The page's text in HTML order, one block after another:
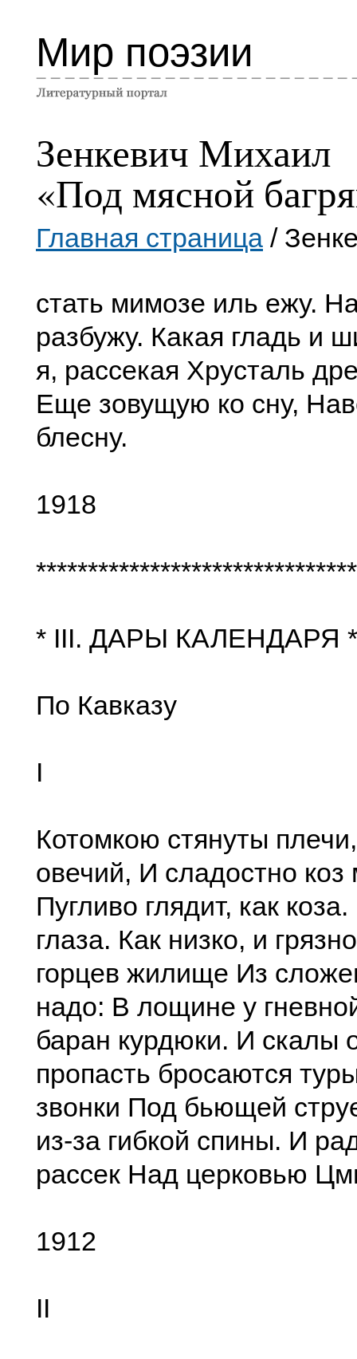
Мир поэзии
Зенкевич Михаил
«Под мясной
Главная страница /
стать мимозе иль ежу.
разбужу. Какая гладь и
я, рассекая Хрусталь
Еще зовущую ко сну,
блесну.
1918
* III. ДАРЫ КАЛЕНДАРЯ *
По Кавказу
I
Котомкою стянуты
овечий, И сладостно
Пугливо глядит, как
глаза. Как низко, и
горцев жилище Из
надо: В лощине у
баран курдюки. И скалы
пропасть бросаются
звонки Под бьющей
из-за гибкой спины. И
рассек Над церковью
1912
II